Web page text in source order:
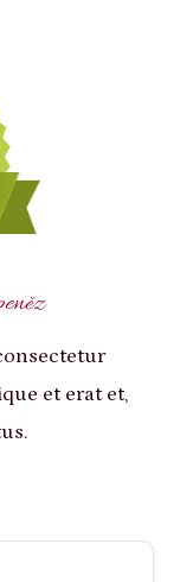
et erat et,